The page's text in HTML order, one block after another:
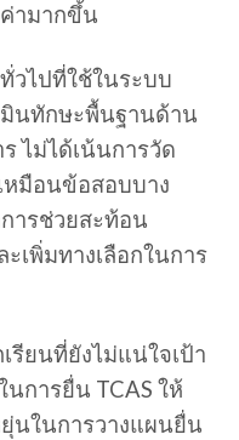
ามากขึ้น
วไปที่ใช้ในระบบ
มินทักษะพื้นฐานด้าน
ไม่ได้เน้นการวัด
หมือนข้อสอบบาง
ารช่วยสะท้อน
เพิ่มทางเลือกในการ
รียนที่ยังไม่แน่ใจเป้า
การยื่น TCAS ให้
นในการวางแผนยื่น